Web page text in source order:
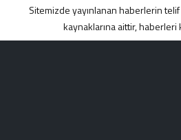
Sitemizde yayınlanan haberlerin
kaynaklarına aittir, haberleri